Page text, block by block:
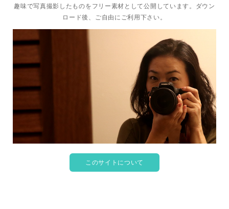
趣味で写真撮影したものをフリー素材として公開しています。ダウン
ロード後、ご自由にご利用下さい。
このサイトについて